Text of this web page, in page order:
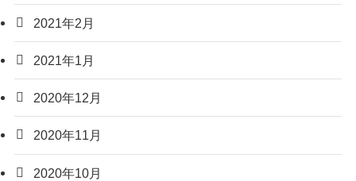
2021年2月
2021年1月
2020年12月
2020年11月
2020年10月